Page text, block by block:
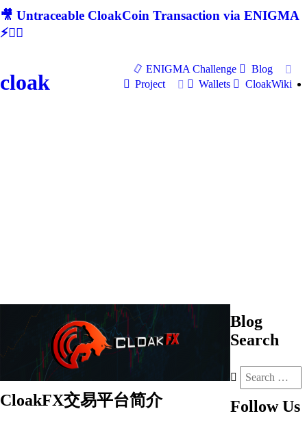
🎥 Untraceable CloakCoin Transaction via ENIGMA
⚡🕵‍♂
cloak
ENIGMA Challenge
Blog
Project
Wallets CloakWiki
CloakFX交易平台简介
Blog
Search
Follow Us